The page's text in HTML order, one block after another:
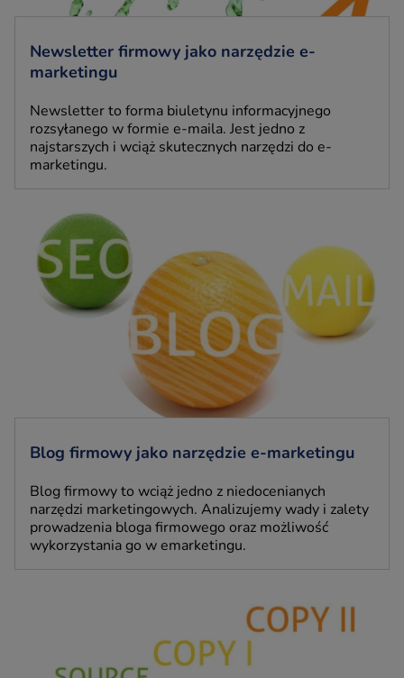
Newsletter firmowy jako narzędzie e-
marketingu
Newsletter to forma biuletynu informacyjnego
rozsyłanego w formie e-maila. Jest jedno z
najstarszych i wciąż skutecznych narzędzi do e-
marketingu.
Blog firmowy jako narzędzie e-marketingu
Blog firmowy to wciąż jedno z niedocenianych
narzędzi marketingowych. Analizujemy wady i zalety
prowadzenia bloga firmowego oraz możliwość
wykorzystania go w emarketingu.